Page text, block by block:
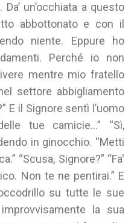
un’occhiata a questo
abbottonato e con il
niente. Eppure ho
Perché io non
mentre mio fratello
settore abbigliamento
E il Signore sentì l’uomo
tue camicie...” “Sì,
in ginocchio. “Metti
“Scusa, Signore?” “Fa'
Non te ne pentirai.” E
su tutte le sue
la sua